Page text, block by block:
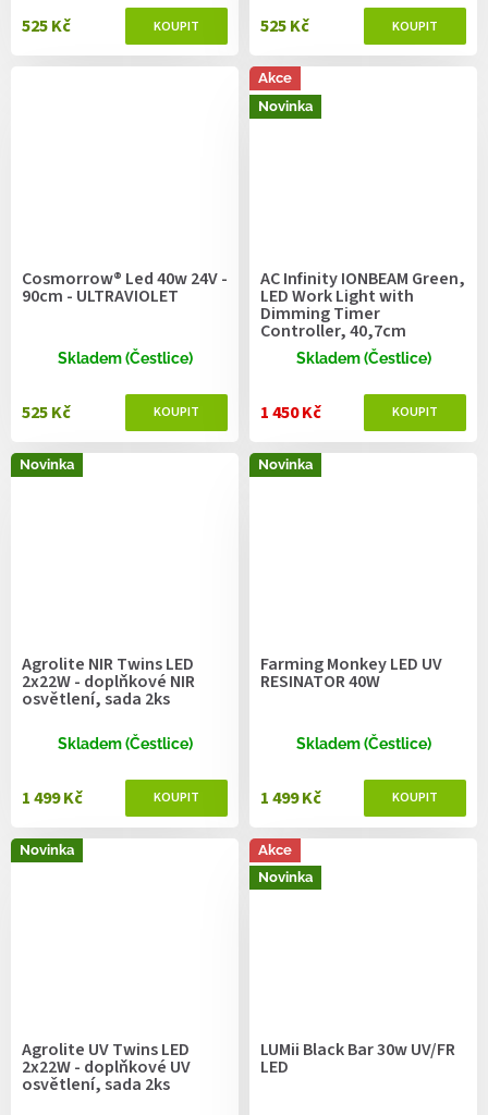
525 Kč 525 Kč
Cosmorrow® Led 40w 24V -
90cm - ULTRAVIOLET
Skladem (Čestlice)
525 Kč
Akce
Novinka
AC Infinity IONBEAM Green,
LED Work Light with
Dimming Timer
Controller, 40,7cm
Skladem (Čestlice)
1 450 Kč
Novinka
Agrolite NIR Twins LED
2x22W - doplňkové NIR
osvětlení, sada 2ks
Skladem (Čestlice)
1 499 Kč
Novinka
Farming Monkey LED UV
RESINATOR 40W
Skladem (Čestlice)
1 499 Kč
Novinka
Agrolite UV Twins LED
2x22W - doplňkové UV
osvětlení, sada 2ks
Akce
Novinka
LUMii Black Bar 30w UV/FR
LED